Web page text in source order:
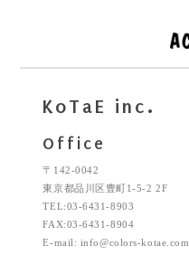
KoTaE inc.
Office
〒142-0042
東京都品川区豊町1-5-2 2F
TEL:03-6431-8903
FAX:03-6431-8904
E-mail: info@colors-kotae.com